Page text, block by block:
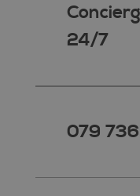
24/7
079